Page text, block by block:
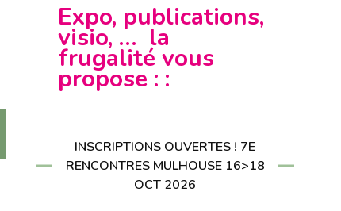
Expo, publications,
visio, … la
frugalité vous
propose : :
INSCRIPTIONS OUVERTES ! 7E
RENCONTRES MULHOUSE 16>18
OCT 2026